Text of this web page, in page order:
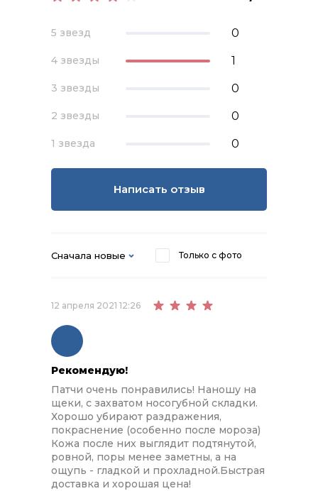
5 звезд 0
4 звезды 1
3 звезды 0
2 звезды 0
1 звезда 0
Написать отзыв
Сначала новые Только с фото
12 апреля 2021 12:26
Рекомендую!
Патчи очень понравились! Наношу на
щеки, с захватом носогубной складки.
Хорошо убирают раздражения,
покраснение (особенно после мороза)
Кожа после них выглядит подтянутой,
ровной, поры менее заметны, а на
ощупь - гладкой и прохладной.Быстрая
доставка и хорошая цена!